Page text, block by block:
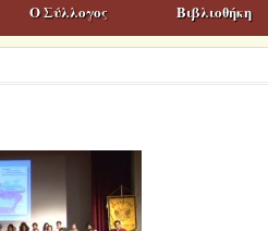
Ο Σύλλογος Βιβλιοθήκη